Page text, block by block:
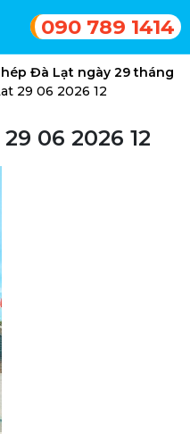
090 789 1414
Đà Lạt ngày 29 tháng
29 06 2026 12
06 2026 12